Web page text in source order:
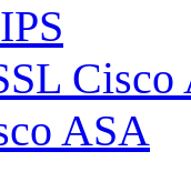
Cisco
ASA